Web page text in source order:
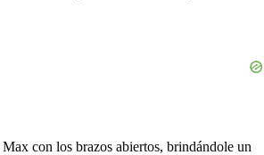
con los brazos abiertos, brindándole un